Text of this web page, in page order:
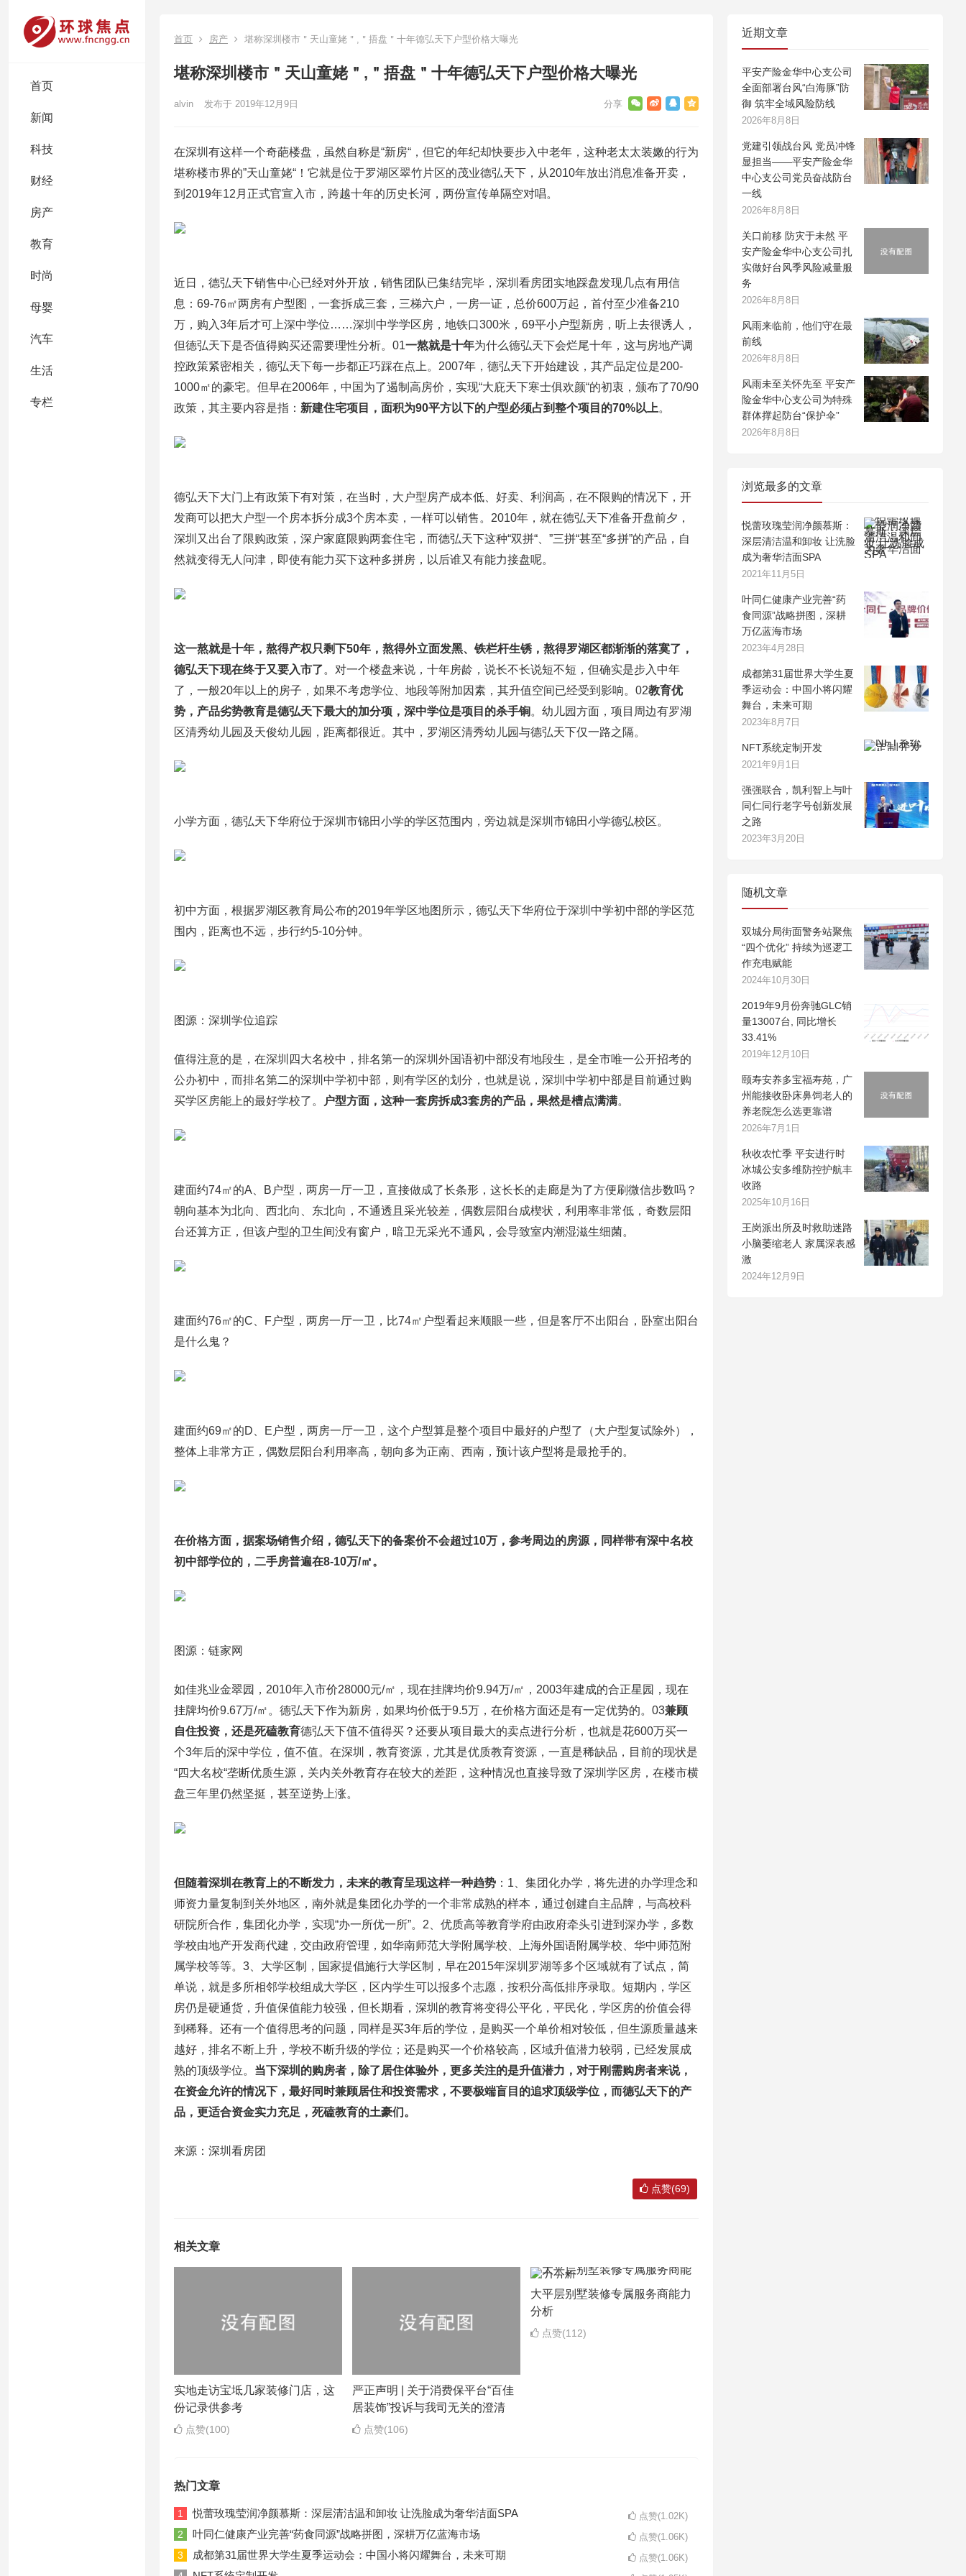
首页
新闻
科技
财经
房产
教育
时尚
母婴
汽车
生活
专栏
首页 房产 堪称深圳楼市＂天山童姥＂,＂捂盘＂十年德弘天下户型价格大曝光
堪称深圳楼市＂天山童姥＂,＂捂盘＂十年德弘天下户型价格大曝光
alvin 发布于 2019年12月9日
在深圳有这样一个奇葩楼盘，虽然自称是“新房“，但它的年纪却快要步入中老年，这种老太太装嫩的行为
堪称楼市界的”天山童姥“！它就是位于罗湖区翠竹片区的茂业德弘天下，从2010年放出消息准备开卖，
到2019年12月正式官宣入市，跨越十年的历史长河，两份宣传单隔空对唱。
近日，德弘天下销售中心已经对外开放，销售团队已集结完毕，深圳看房团实地踩盘发现几点有用信
息：69-76㎡两房有户型图，一套拆成三套，三梯六户，一房一证，总价600万起，首付至少准备210
万，购入3年后才可上深中学位……深圳中学学区房，地铁口300米，69平小户型新房，听上去很诱人，
但德弘天下是否值得购买还需要理性分析。01一熬就是十年为什么德弘天下会烂尾十年，这与房地产调
控政策紧密相关，德弘天下每一步都正巧踩在点上。2007年，德弘天下开始建设，其产品定位是200-
1000㎡的豪宅。但早在2006年，中国为了遏制高房价，实现“大庇天下寒士俱欢颜“的初衷，颁布了70/90
政策，其主要内容是指： 新建住宅项目，面积为90平方以下的户型必须占到整个项目的70%以上。
德弘天下大门上有政策下有对策，在当时，大户型房产成本低、好卖、利润高，在不限购的情况下，开
发商可以把大户型一个房本拆分成3个房本卖，一样可以销售。2010年，就在德弘天下准备开盘前夕，
深圳又出台了限购政策，深户家庭限购两套住宅，而德弘天下这种“双拼“、”三拼“甚至“多拼”的产品，自
然就变得无人问津，即使有能力买下这种多拼房，以后谁又有能力接盘呢。
这一熬就是十年，熬得产权只剩下50年，熬得外立面发黑、铁栏杆生锈，熬得罗湖区都渐渐的落寞了，
德弘天下现在终于又要入市了。对一个楼盘来说，十年房龄，说长不长说短不短，但确实是步入中年
了，一般20年以上的房子，如果不考虑学位、地段等附加因素，其升值空间已经受到影响。02教育优
势，产品劣势教育是德弘天下最大的加分项，深中学位是项目的杀手锏 。幼儿园方面，项目周边有罗湖
区清秀幼儿园及天俊幼儿园，距离都很近。其中，罗湖区清秀幼儿园与德弘天下仅一路之隔。
小学方面，德弘天下华府位于深圳市锦田小学的学区范围内，旁边就是深圳市锦田小学德弘校区。
初中方面，根据罗湖区教育局公布的2019年学区地图所示，德弘天下华府位于深圳中学初中部的学区范
围内，距离也不远，步行约5-10分钟。
图源：深圳学位追踪
值得注意的是，在深圳四大名校中，排名第一的深圳外国语初中部没有地段生，是全市唯一公开招考的
公办初中，而排名第二的深圳中学初中部，则有学区的划分，也就是说，深圳中学初中部是目前通过购
买学区房能上的最好学校了。
户型方面，这种一套房拆成3套房的产品，果然是槽点满满。
建面约74㎡的A、B户型，两房一厅一卫，直接做成了长条形，这长长的走廊是为了方便刷微信步数吗？
朝向基本为北向、西北向、东北向，不通透且采光较差，偶数层阳台成楔状，利用率非常低，奇数层阳
台还算方正，但该户型的卫生间没有窗户，暗卫无采光不通风，会导致室内潮湿滋生细菌。
建面约76㎡的C、F户型，两房一厅一卫，比74㎡户型看起来顺眼一些，但是客厅不出阳台，卧室出阳台
是什么鬼？
建面约69㎡的D、E户型，两房一厅一卫，这个户型算是整个项目中最好的户型了（大户型复试除外），
整体上非常方正，偶数层阳台利用率高，朝向多为正南、西南，预计该户型将是最抢手的。
在价格方面，据案场销售介绍，德弘天下的备案价不会超过10万，参考周边的房源，同样带有深中名校
初中部学位的，二手房普遍在8-10万/㎡。
图源：链家网
如佳兆业金翠园，2010年入市价28000元/㎡，现在挂牌均价9.94万/㎡，2003年建成的合正星园，现在
挂牌均价9.67万/㎡。德弘天下作为新房，如果均价低于9.5万，在价格方面还是有一定优势的。03兼顾
自住投资，还是死磕教育德弘天下值不值得买？还要从项目最大的卖点进行分析，也就是花600万买一
个3年后的深中学位，值不值。在深圳，教育资源，尤其是优质教育资源，一直是稀缺品，目前的现状是
“四大名校“垄断优质生源，关内关外教育存在较大的差距，这种情况也直接导致了深圳学区房，在楼市横
盘三年里仍然坚挺，甚至逆势上涨。
但随着深圳在教育上的不断发力，未来的教育呈现这样一种趋势 ：1、集团化办学，将先进的办学理念和
师资力量复制到关外地区，南外就是集团化办学的一个非常成熟的样本，通过创建自主品牌，与高校科
研院所合作，集团化办学，实现“办一所优一所”。2、优质高等教育学府由政府牵头引进到深办学，多数
学校由地产开发商代建，交由政府管理，如华南师范大学附属学校、上海外国语附属学校、华中师范附
属学校等等。3、大学区制，国家提倡施行大学区制，早在2015年深圳罗湖等多个区域就有了试点，简
单说，就是多所相邻学校组成大学区，区内学生可以报多个志愿，按积分高低排序录取。短期内，学区
房仍是硬通货，升值保值能力较强，但长期看，深圳的教育将变得公平化，平民化，学区房的价值会得
到稀释。还有一个值得思考的问题，同样是买3年后的学位，是购买一个单价相对较低，但生源质量越来
越好，排名不断上升，学校不断升级的学位；还是购买一个价格较高，区域升值潜力较弱，已经发展成
熟的顶级学位。 当下深圳的购房者，除了居住体验外，更多关注的是升值潜力，对于刚需购房者来说，
在资金允许的情况下，最好同时兼顾居住和投资需求，不要极端盲目的追求顶级学位，而德弘天下的产
品，更适合资金实力充足，死磕教育的土豪们。
来源：深圳看房团
点赞(69)
相关文章
实地走访宝坻几家装修门店，这
份记录供参考
点赞(100)
严正声明 | 关于消费保平台“百佳
居装饰”投诉与我司无关的澄清
点赞(106)
大平层别墅装修专属服务商能力
分析
点赞(112)
热门文章
1 悦蕾玫瑰莹润净颜慕斯：深层清洁温和卸妆 让洗脸成为奢华洁面SPA 点赞(1.02K)
2 叶同仁健康产业完善“药食同源”战略拼图，深耕万亿蓝海市场 点赞(1.06K)
3 成都第31届世界大学生夏季运动会：中国小将闪耀舞台，未来可期 点赞(1.06K)
近期文章
平安产险金华中心支公司
全面部署台风“白海豚”防
御 筑牢全域风险防线
2026年8月8日
党建引领战台风 党员冲锋
显担当——平安产险金华
中心支公司党员奋战防台
一线
2026年8月8日
关口前移 防灾于未然 平
安产险金华中心支公司扎
实做好台风季风险减量服
务
2026年8月8日
风雨来临前，他们守在最
前线
2026年8月8日
风雨未至关怀先至 平安产
险金华中心支公司为特殊
群体撑起防台“保护伞”
2026年8月8日
浏览最多的文章
悦蕾玫瑰莹润净颜慕斯：
深层清洁温和卸妆 让洗脸
成为奢华洁面SPA
2021年11月5日
叶同仁健康产业完善“药
食同源”战略拼图，深耕
万亿蓝海市场
2023年4月28日
成都第31届世界大学生夏
季运动会：中国小将闪耀
舞台，未来可期
2023年8月7日
NFT系统定制开发
2021年9月1日
强强联合，凯利智上与叶
同仁同行老字号创新发展
之路
2023年3月20日
随机文章
双城分局街面警务站聚焦
“四个优化” 持续为巡逻工
作充电赋能
2024年10月30日
2019年9月份奔驰GLC销
量13007台, 同比增长
33.41%
2019年12月10日
颐寿安养多宝福寿苑，广
州能接收卧床鼻饲老人的
养老院怎么选更靠谱
2026年7月1日
秋收农忙季 平安进行时
冰城公安多维防控护航丰
收路
2025年10月16日
王岗派出所及时救助迷路
小脑萎缩老人 家属深表感
激
2024年12月9日